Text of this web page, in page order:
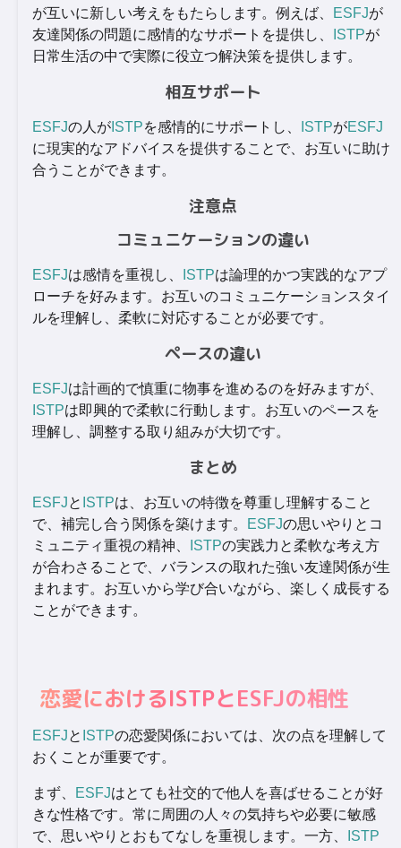
が互いに新しい考えをもたらします。例えば、
ESFJが
友達関係の問題に感情的なサポートを提供し、
ISTPが
日常生活の中で実際に役立つ解決策を提供します。
相互サポート
ESFJの人が ISTPを感情的にサポートし、 ISTPがESFJ
に現実的なアドバイスを提供することで、お互いに助け
合うことができます。
注意点
コミュニケーションの違い
ESFJは感情を重視し、 ISTPは論理的かつ実践的なアプ
ローチを好みます。お互いのコミュニケーションスタイ
ルを理解し、柔軟に対応することが必要です。
ペースの違い
ESFJは計画的で慎重に物事を進めるのを好みますが、
ISTPは即興的で柔軟に行動します。お互いのペースを
理解し、調整する取り組みが大切です。
まとめ
ESFJと ISTPは、お互いの特徴を尊重し理解すること
で、補完し合う関係を築けます。
ESFJの思いやりとコ
ミュニティ重視の精神、
ISTPの実践力と柔軟な考え方
が合わさることで、バランスの取れた強い友達関係が生
まれます。お互いから学び合いながら、楽しく成長する
ことができます。
恋愛におけるISTPとESFJの相性
ESFJと ISTPの恋愛関係においては、次の点を理解して
おくことが重要です。
まず、 ESFJはとても社交的で他人を喜ばせることが好
きな性格です。常に周囲の人々の気持ちや必要に敏感
で、思いやりとおもてなしを重視します。一方、
ISTP